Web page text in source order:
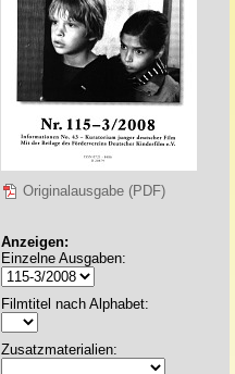
Originalausgabe (PDF)
Anzeigen:
Einzelne Ausgaben:
Filmtitel nach Alphabet:
Zusatzmaterialien: